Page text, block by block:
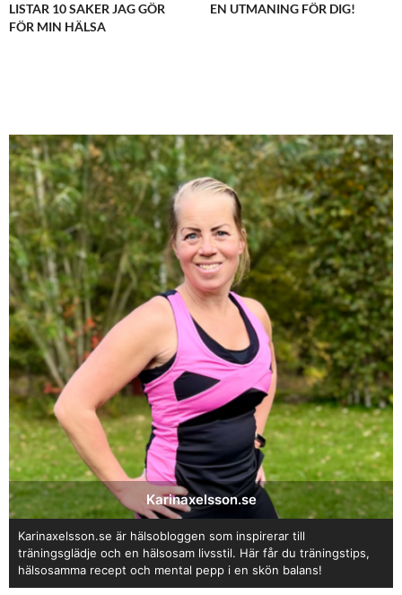
LISTAR 10 SAKER JAG GÖR
FÖR MIN HÄLSA
EN UTMANING FÖR DIG!
Karinaxelsson.se
Karinaxelsson.se är hälsobloggen som inspirerar till
träningsglädje och en hälsosam livsstil. Här får du träningstips,
hälsosamma recept och mental pepp i en skön balans!